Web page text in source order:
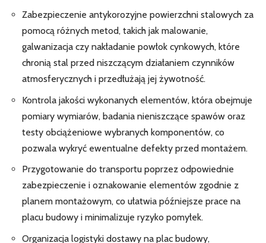
Zabezpieczenie antykorozyjne powierzchni stalowych za
pomocą różnych metod, takich jak malowanie,
galwanizacja czy nakładanie powłok cynkowych, które
chronią stal przed niszczącym działaniem czynników
atmosferycznych i przedłużają jej żywotność.
Kontrola jakości wykonanych elementów, która obejmuje
pomiary wymiarów, badania nieniszczące spawów oraz
testy obciążeniowe wybranych komponentów, co
pozwala wykryć ewentualne defekty przed montażem.
Przygotowanie do transportu poprzez odpowiednie
zabezpieczenie i oznakowanie elementów zgodnie z
planem montażowym, co ułatwia późniejsze prace na
placu budowy i minimalizuje ryzyko pomyłek.
Organizacja logistyki dostawy na plac budowy,